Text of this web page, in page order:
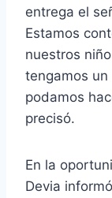
entrega el
Estamos
nuestros
tengamos
podamos
precisó.
En la
Devia